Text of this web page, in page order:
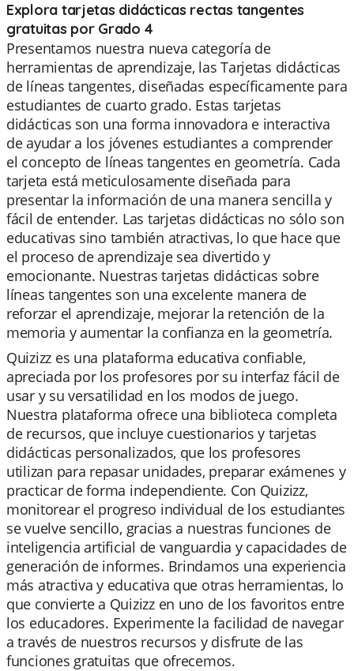
Explora tarjetas didácticas rectas tangentes
gratuitas por Grado 4
Presentamos nuestra nueva categoría de
herramientas de aprendizaje, las Tarjetas didácticas
de líneas tangentes, diseñadas específicamente para
estudiantes de cuarto grado. Estas tarjetas
didácticas son una forma innovadora e interactiva
de ayudar a los jóvenes estudiantes a comprender
el concepto de líneas tangentes en geometría. Cada
tarjeta está meticulosamente diseñada para
presentar la información de una manera sencilla y
fácil de entender. Las tarjetas didácticas no sólo son
educativas sino también atractivas, lo que hace que
el proceso de aprendizaje sea divertido y
emocionante. Nuestras tarjetas didácticas sobre
líneas tangentes son una excelente manera de
reforzar el aprendizaje, mejorar la retención de la
memoria y aumentar la confianza en la geometría.
Quizizz es una plataforma educativa confiable,
apreciada por los profesores por su interfaz fácil de
usar y su versatilidad en los modos de juego.
Nuestra plataforma ofrece una biblioteca completa
de recursos, que incluye cuestionarios y tarjetas
didácticas personalizados, que los profesores
utilizan para repasar unidades, preparar exámenes y
practicar de forma independiente. Con Quizizz,
monitorear el progreso individual de los estudiantes
se vuelve sencillo, gracias a nuestras funciones de
inteligencia artificial de vanguardia y capacidades de
generación de informes. Brindamos una experiencia
más atractiva y educativa que otras herramientas, lo
que convierte a Quizizz en uno de los favoritos entre
los educadores. Experimente la facilidad de navegar
a través de nuestros recursos y disfrute de las
funciones gratuitas que ofrecemos.